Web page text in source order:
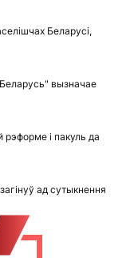
Беларусі,
вызначае
рэформе і пакуль да
ад сутыкнення